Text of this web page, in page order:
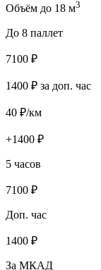
Объём до 18 м3
До 8 паллет
7100 ₽
1400 ₽ за доп. час
40 ₽/км
+1400 ₽
5 часов
7100 ₽
Доп. час
1400 ₽
За МКАД